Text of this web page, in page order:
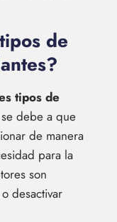
de
tipos de
se debe a que
de manera
para la
son
desactivar